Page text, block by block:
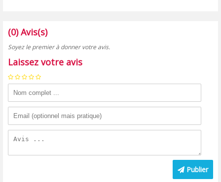
(0) Avis(s)
Soyez le premier à donner votre avis.
Laissez votre avis
Publier